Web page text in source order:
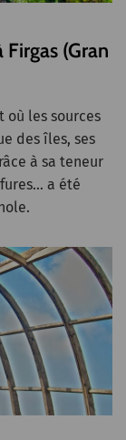
(Gran
où les sources
des îles, ses
à sa teneur
a été